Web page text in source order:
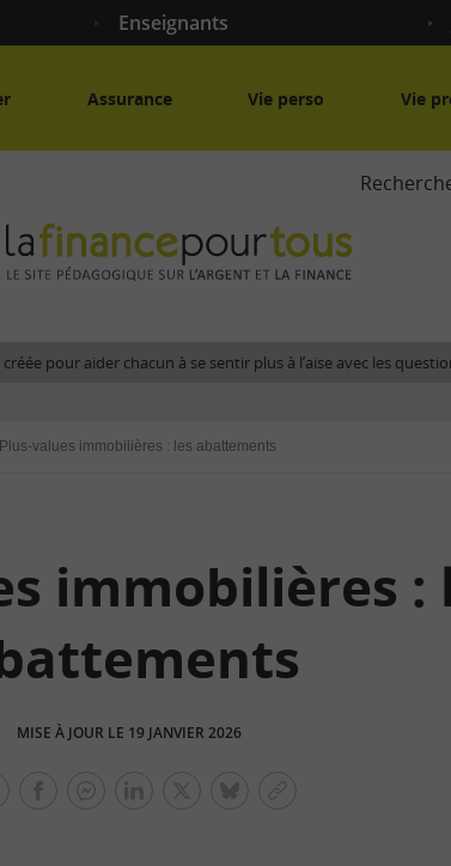
Enseignants
Assurance Vie perso Vie
finance
site
pour aider chacun à se sentir plus à l’aise avec les
Plus-values immobilières : les abattements
immobilières :
MISE À JOUR LE 19 JANVIER 2026